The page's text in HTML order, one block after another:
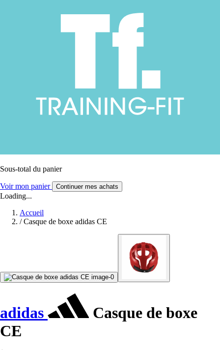
Sous-total du panier
Voir mon panier Continuer mes achats
Loading...
Accueil
/ Casque de boxe adidas CE
adidas
Casque de boxe
CE